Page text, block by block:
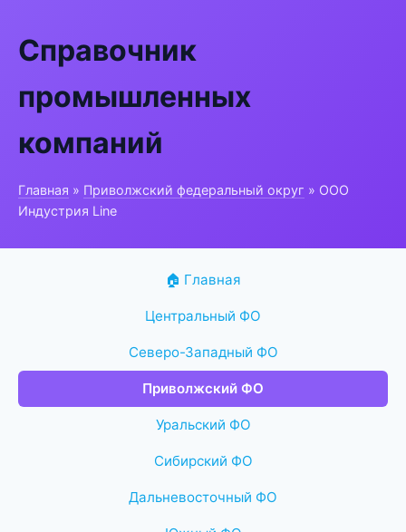
Справочник
промышленных
компаний
Главная » Приволжский федеральный округ » ООО
Индустрия Line
🏠 Главная
Центральный ФО
Северо-Западный ФО
Приволжский ФО
Уральский ФО
Сибирский ФО
Дальневосточный ФО